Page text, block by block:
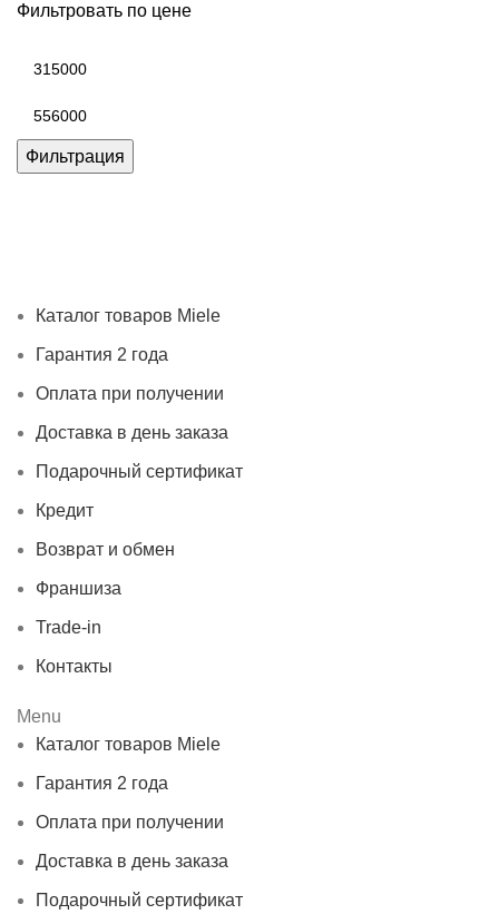
Фильтровать по цене
Фильтрация
Каталог товаров Miele
Гарантия 2 года
Оплата при получении
Доставка в день заказа
Подарочный сертификат
Кредит
Возврат и обмен
Франшиза
Trade-in
Контакты
Menu
Каталог товаров Miele
Гарантия 2 года
Оплата при получении
Доставка в день заказа
Подарочный сертификат